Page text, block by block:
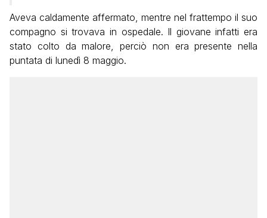
Aveva caldamente affermato, mentre nel frattempo il suo
compagno si trovava in ospedale. Il giovane infatti era
stato colto da malore, perciò non era presente nella
puntata di lunedì 8 maggio.